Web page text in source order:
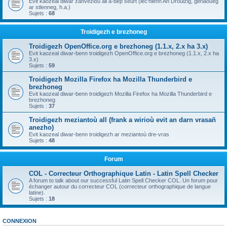
ar stlenneg, h.a.)
Sujets : 68
Troidigezh e brezhoneg
Troidigezh OpenOffice.org e brezhoneg (1.1.x, 2.x ha 3.x)
Evit kaozeal diwar-benn troidigezh OpenOffice.org e brezhoneg (1.1.x, 2.x ha
3.x)
Sujets : 59
Troidigezh Mozilla Firefox ha Mozilla Thunderbird e
brezhoneg
Evit kaozeal diwar-benn troidigezh Mozilla Firefox ha Mozilla Thunderbird e
brezhoneg
Sujets : 37
Troidigezh meziantoù all (frank a wirioù evit an darn vrasañ
anezho)
Evit kaozeal diwar-benn troidigezh ar meziantoù dre-vras
Sujets : 48
Forum
COL - Correcteur Orthographique Latin - Latin Spell Checker
A forum to talk about our successful Latin Spell Checker COL. Un forum pour
échanger autour du correcteur COL (correcteur orthographique de langue
latine).
Sujets : 18
CONNEXION